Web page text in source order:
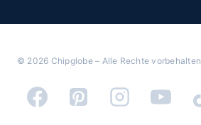
© 2026 Chipglobe – Alle Rechte vorbehalten